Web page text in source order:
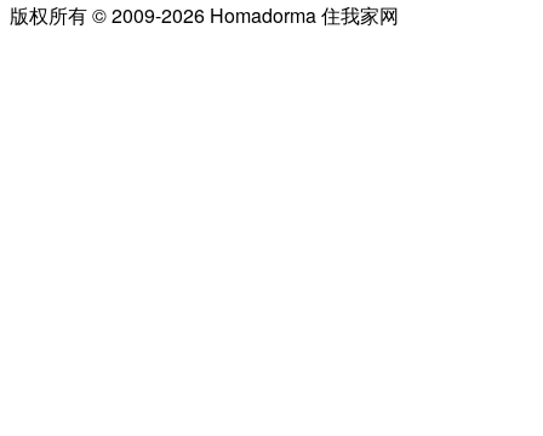
版权所有 © 2009-2026 Homadorma 住我家网